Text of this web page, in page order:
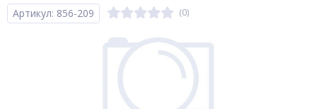
Артикул: 856-209 (0)